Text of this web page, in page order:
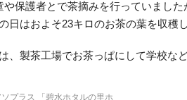
や保護者とで茶摘みを行っていまし
日はおよそ23キロのお茶の葉を収穫し
、製茶工場でお茶っぱにして学校な
プラス 「碧水ホタルの里ホ